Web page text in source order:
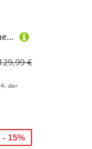
NIKE Herren Basketballschuhe Jordan Max Aura 7 Men's Shoes
€
der
- 15%